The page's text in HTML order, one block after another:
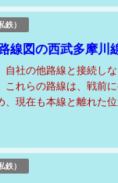
鉄）
線図の西武多摩川
自社の他路線と接続し
これらの路線は、戦前
、現在も本線と離れた
鉄）